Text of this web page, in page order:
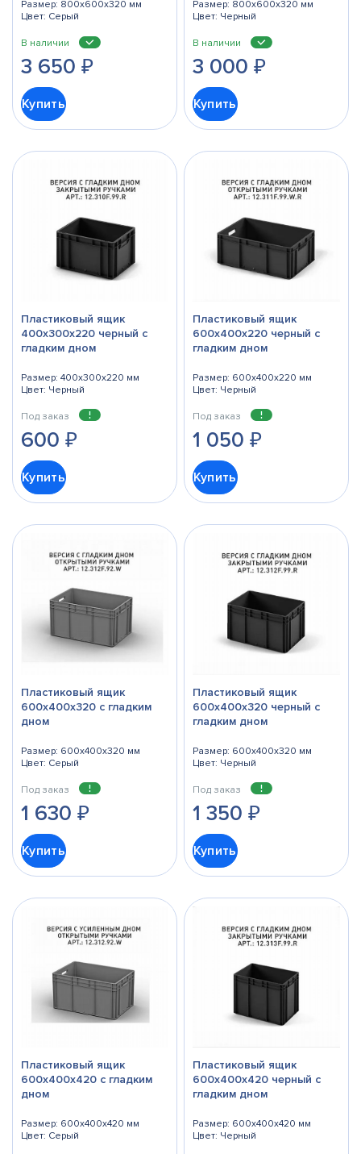
Размер: 800x600x320 мм
Цвет: Серый
В наличии
3 650₽
Купить
Размер: 800x600x320 мм
Цвет: Черный
В наличии
3 000 ₽
Купить
Пластиковый ящик
400х300х220 черный с
гладким дном
Размер: 400x300x220 мм
Цвет: Черный
Под заказ
600₽
Купить
Пластиковый ящик
600х400х220 черный с
гладким дном
Размер: 600x400x220 мм
Цвет: Черный
Под заказ
1 050 ₽
Купить
Пластиковый ящик
600х400х320 с гладким
дном
Размер: 600x400x320 мм
Цвет: Серый
Под заказ
1 630₽
Купить
Пластиковый ящик
600х400х320 черный с
гладким дном
Размер: 600x400x320 мм
Цвет: Черный
Под заказ
1 350 ₽
Купить
Пластиковый ящик
600х400х420 с гладким
дном
Размер: 600x400x420 мм
Цвет: Серый
Пластиковый ящик
600х400х420 черный с
гладким дном
Размер: 600x400x420 мм
Цвет: Черный